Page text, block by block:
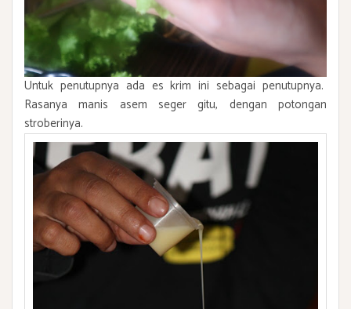
Untuk penutupnya ada es krim ini sebagai penutupnya.
Rasanya manis asem seger gitu, dengan potongan
stroberinya.